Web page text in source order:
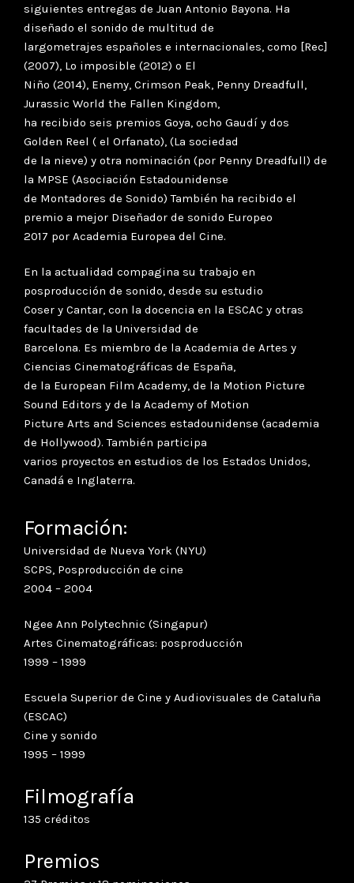
siguientes entregas de Juan Antonio Bayona. Ha
diseñado el sonido de multitud de
largometrajes españoles e internacionales, como [Rec]
(2007), Lo imposible (2012) o El
Niño (2014), Enemy, Crimson Peak, Penny Dreadfull,
Jurassic World the Fallen Kingdom,
ha recibido seis premios Goya, ocho Gaudí y dos
Golden Reel ( el Orfanato), (La sociedad
de la nieve) y otra nominación (por Penny Dreadfull) de
la MPSE (Asociación Estadounidense
de Montadores de Sonido) También ha recibido el
premio a mejor Diseñador de sonido Europeo
2017 por Academia Europea del Cine.
En la actualidad compagina su trabajo en
posproducción de sonido, desde su estudio
Coser y Cantar, con la docencia en la ESCAC y otras
facultades de la Universidad de
Barcelona. Es miembro de la Academia de Artes y
Ciencias Cinematográficas de España,
de la European Film Academy, de la Motion Picture
Sound Editors y de la Academy of Motion
Picture Arts and Sciences estadounidense (academia
de Hollywood). También participa
varios proyectos en estudios de los Estados Unidos,
Canadá e Inglaterra.
Formación:
Universidad de Nueva York (NYU)
SCPS, Posproducción de cine
2004 – 2004
Ngee Ann Polytechnic (Singapur)
Artes Cinematográficas: posproducción
1999 – 1999
Escuela Superior de Cine y Audiovisuales de Cataluña
(ESCAC)
Cine y sonido
1995 – 1999
Filmografía
135 créditos
Premios